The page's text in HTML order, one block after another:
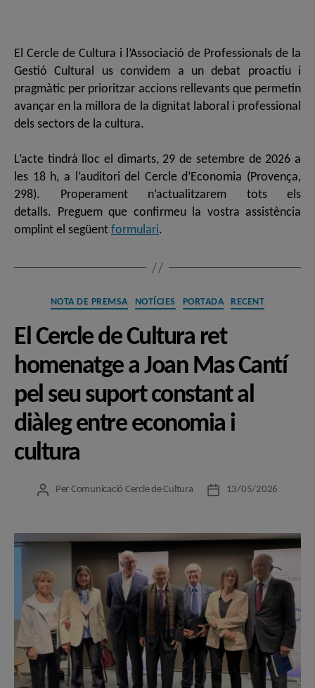
El Cercle de Cultura i l’Associació de Professionals de la
Gestió Cultural us convidem a un debat proactiu i
pragmàtic per prioritzar accions rellevants que permetin
avançar en la millora de la dignitat laboral i professional
dels sectors de la cultura.
L’acte tindrà lloc el dimarts, 29 de setembre de 2026 a
les 18 h, a l’auditori del Cercle d’Economia (Provença,
298). Properament n’actualitzarem tots els
detalls. Preguem que confirmeu la vostra assistència
omplint el següent formulari.
Categories
NOTA DE PREMSA NOTÍCIES PORTADA RECENT
El Cercle de Cultura ret
homenatge a Joan Mas Cantí
pel seu suport constant al
diàleg entre economia i
cultura
Autor
Per Comunicació Cercle de Cultura
Data13/05/2026